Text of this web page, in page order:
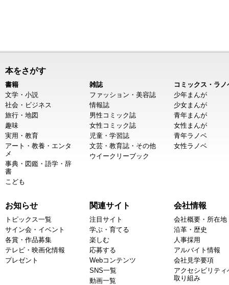
本をさがす
書籍
文学・小説
社会・ビジネス
旅行・地図
趣味
実用・教育
アート・教養・エンタ
メ
事典・図鑑・語学・辞
書
こども
雑誌
ファッション・美容誌
情報誌
男性コミック誌
女性コミック誌
児童・学習誌
文芸・教育誌・その他
ウイークリーブック
コミックス・ラノ
少年まんが
少女まんが
青年まんが
女性まんが
青年ラノベ
女性ラノベ
お知らせ
トピックス一覧
サイン会・イベント
各賞・作品募集
テレビ・映画化情報
プレゼント
関連サイト
注目サイト
学ぶ・育てる
楽しむ
応募する
Webコンテンツ
SNS一覧
動画一覧
会社情報
会社概要・所在地
沿革・歴史
人事採用
アルバイト情報
会社見学要項
アクセシビリティ
取り組み